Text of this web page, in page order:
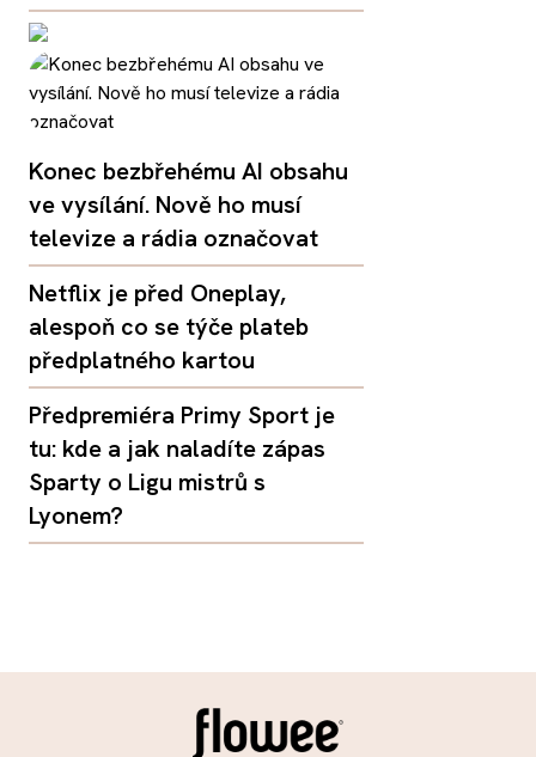
Konec bezbřehému AI obsahu
ve vysílání. Nově ho musí
televize a rádia označovat
Netflix je před Oneplay,
alespoň co se týče plateb
předplatného kartou
Předpremiéra Primy Sport je
tu: kde a jak naladíte zápas
Sparty o Ligu mistrů s
Lyonem?